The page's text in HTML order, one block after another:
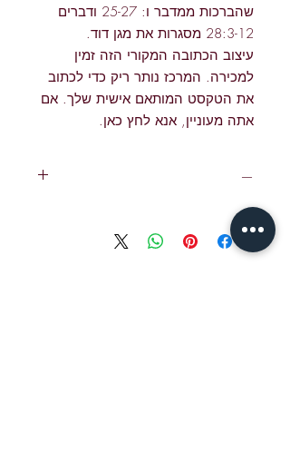
שהברכות ממדבר ו: 25-27 ודברים
28:3-12 מסגרות את מגן דוד.
עיצוב הכתובה המקורי הזה זמין
למכירה. המרכז נותר ריק כדי לכתוב
את הטקסט המותאם אישית שלך. אם
אתה מעוניין, אנא לחץ כאן.
—
ראה דוגמאות לטקסטים זמינים בכתובה
.
הורדכאן
טפסי התאמה אישית של טקסט
כתובה.